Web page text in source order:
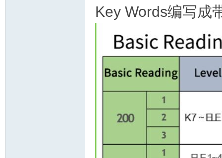
Key Words编写成